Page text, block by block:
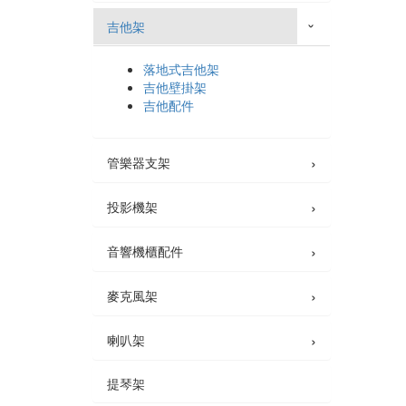
吉他架 ›
落地式吉他架
吉他壁掛架
吉他配件
管樂器支架 ›
投影機架 ›
音響機櫃配件 ›
麥克風架 ›
喇叭架 ›
提琴架